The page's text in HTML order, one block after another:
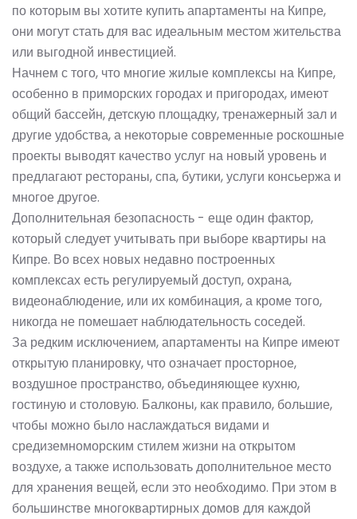
по которым вы хотите купить апартаменты на Кипре,
они могут стать для вас идеальным местом жительства
или выгодной инвестицией.
Начнем с того, что многие жилые комплексы на Кипре,
особенно в приморских городах и пригородах, имеют
общий бассейн, детскую площадку, тренажерный зал и
другие удобства, а некоторые современные роскошные
проекты выводят качество услуг на новый уровень и
предлагают рестораны, спа, бутики, услуги консьержа и
многое другое.
Дополнительная безопасность - еще один фактор,
который следует учитывать при выборе квартиры на
Кипре. Во всех новых недавно построенных
комплексах есть регулируемый доступ, охрана,
видеонаблюдение, или их комбинация, а кроме того,
никогда не помешает наблюдательность соседей.
За редким исключением, апартаменты на Кипре имеют
открытую планировку, что означает просторное,
воздушное пространство, объединяющее кухню,
гостиную и столовую. Балконы, как правило, большие,
чтобы можно было наслаждаться видами и
средиземноморским стилем жизни на открытом
воздухе, а также использовать дополнительное место
для хранения вещей, если это необходимо. При этом в
большинстве многоквартирных домов для каждой